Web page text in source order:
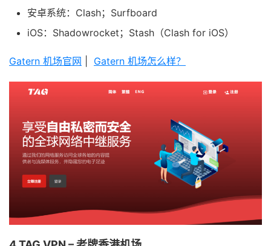
安卓系统：Clash；Surfboard
iOS：Shadowrocket；Stash（Clash for iOS）
Gatern 机场官网 Gatern 机场怎么样？